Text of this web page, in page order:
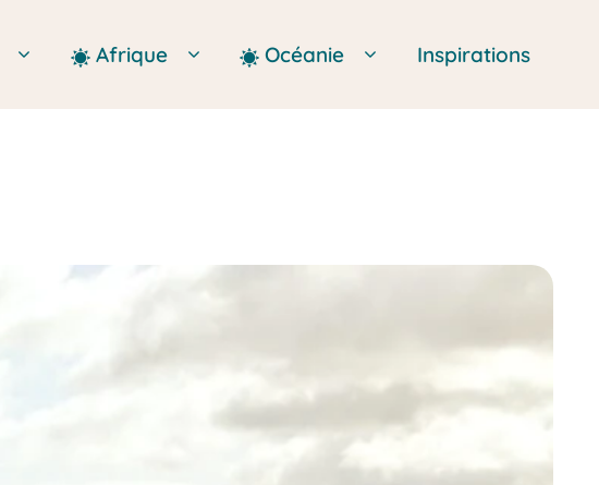
Afrique Océanie Inspirations